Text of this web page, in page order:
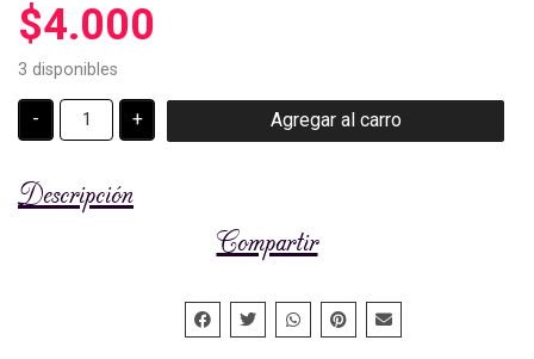
$4.000
3 disponibles
-
PARCHE
DECORATIVO
cantidad
+ Agregar al carro
Descripción
Compartir